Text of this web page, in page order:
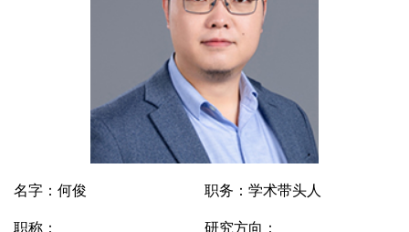
名字：何俊 职务：学术带头人
职称： 研究方向：